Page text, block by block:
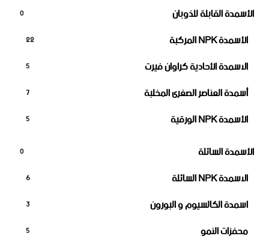
الأسمدة القابلة للذوبان
0
22
الأسمدة NPK المركبة
5 الاسمدة الأحادية كراوان فيرت
7 أسمدة العناصر الصغرى المخلبة
5
الأسمدة NPK الورقية
الأسمدة السائلة
0
6
الاسمدة NPK السائلة
3 اسمدة الكالسيوم و البورون
5
محفزات النمو